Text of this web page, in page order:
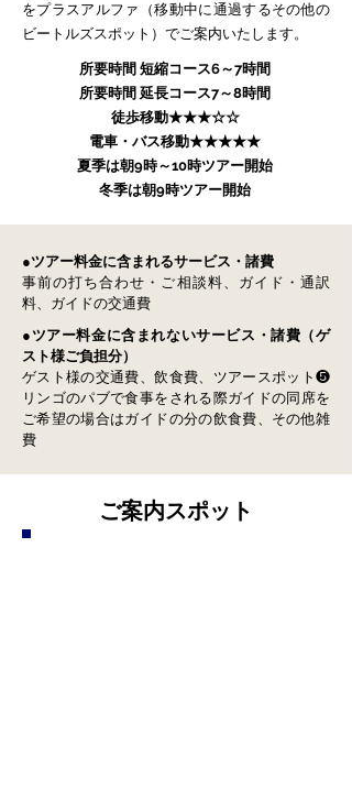
をプラスアルファ（移動中に通過するその他の
ビートルズスポット）でご案内いたします。
所要時間 短縮コース6～7時間
​所要時間 延長コース7～8時間
徒歩移動★★★☆☆
電車・バス移動★★★★★
夏季は朝9時～10時ツアー開始
冬季は朝9時ツアー開始
●ツアー料金に含まれるサービス・諸費
事前の打ち合わせ・ご相談料、ガイド・通訳
料、ガイドの交通費
●ツアー料金に含まれないサービス・諸費 （ゲ
スト様ご負担分）
ゲスト様の交通費、飲食費、ツアースポット❺
リンゴのパブで食事をされる際ガイドの同席を
ご希望の場合はガイドの分の飲食費、その他雑
費
​ご案内スポット